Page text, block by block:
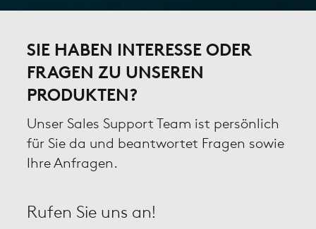
SIE HABEN INTERESSE ODER
FRAGEN ZU UNSEREN
PRODUKTEN?
Unser Sales Support Team ist persönlich
für Sie da und beantwortet Fragen sowie
Ihre Anfragen.
Rufen Sie uns an!